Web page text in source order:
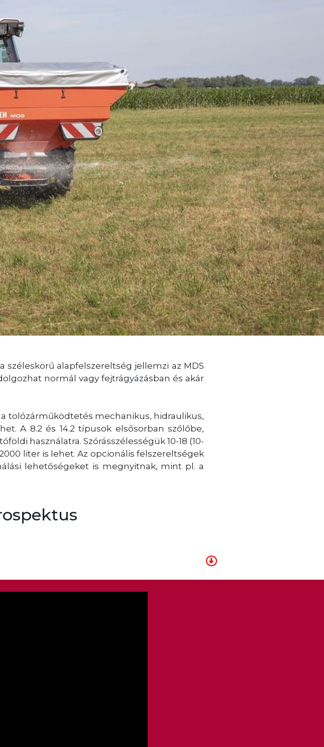
alapfelszereltség jellemzi az MDS
normál vagy fejtrágyázásban és akár
tolózárműködtetés mechanikus, hidraulikus,
A 8.2 és 14.2 típusok elsősorban szőlőbe,
használatra. Szórásszélességük 10-18 (10-
liter is lehet. Az opcionális felszereltségek
lehetőségeket is megnyitnak, mint pl. a